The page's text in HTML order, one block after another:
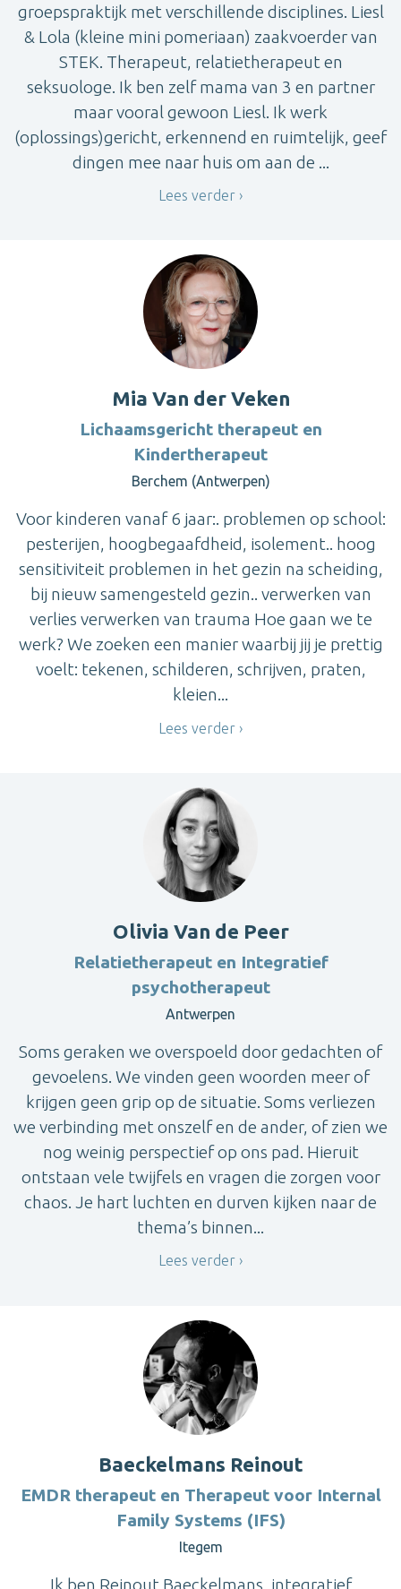
groepspraktijk met verschillende disciplines. Liesl
& Lola (kleine mini pomeriaan) zaakvoerder van
STEK. Therapeut, relatietherapeut en
seksuologe. Ik ben zelf mama van 3 en partner
maar vooral gewoon Liesl. Ik werk
(oplossings)gericht, erkennend en ruimtelijk, geef
dingen mee naar huis om aan de ...
Lees verder
Mia Van der Veken
Lichaamsgericht therapeut en
Kindertherapeut
Berchem (Antwerpen)
Voor kinderen vanaf 6 jaar:. problemen op school:
pesterijen, hoogbegaafdheid, isolement.. hoog
sensitiviteit problemen in het gezin na scheiding,
bij nieuw samengesteld gezin.. verwerken van
verlies verwerken van trauma Hoe gaan we te
werk? We zoeken een manier waarbij jij je prettig
voelt: tekenen, schilderen, schrijven, praten,
kleien...
Lees verder
Olivia Van de Peer
Relatietherapeut en Integratief
psychotherapeut
Antwerpen
Soms geraken we overspoeld door gedachten of
gevoelens. We vinden geen woorden meer of
krijgen geen grip op de situatie. Soms verliezen
we verbinding met onszelf en de ander, of zien we
nog weinig perspectief op ons pad. Hieruit
ontstaan vele twijfels en vragen die zorgen voor
chaos. Je hart luchten en durven kijken naar de
thema’s binnen...
Lees verder
Baeckelmans Reinout
EMDR therapeut en Therapeut voor Internal
Family Systems (IFS)
Itegem
Ik ben Reinout Baeckelmans, integratief